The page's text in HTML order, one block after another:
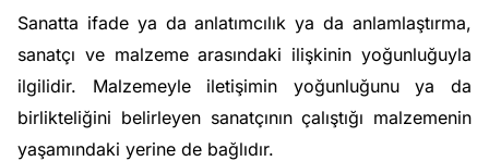
Sanatta ifade ya da anlatımcılık ya da anlamlaştırma,
sanatçı ve malzeme arasındaki ilişkinin yoğunluğuyla
ilgilidir. Malzemeyle iletişimin yoğunluğunu ya da
birlikteliğini belirleyen sanatçının çalıştığı malzemenin
yaşamındaki yerine de bağlıdır.